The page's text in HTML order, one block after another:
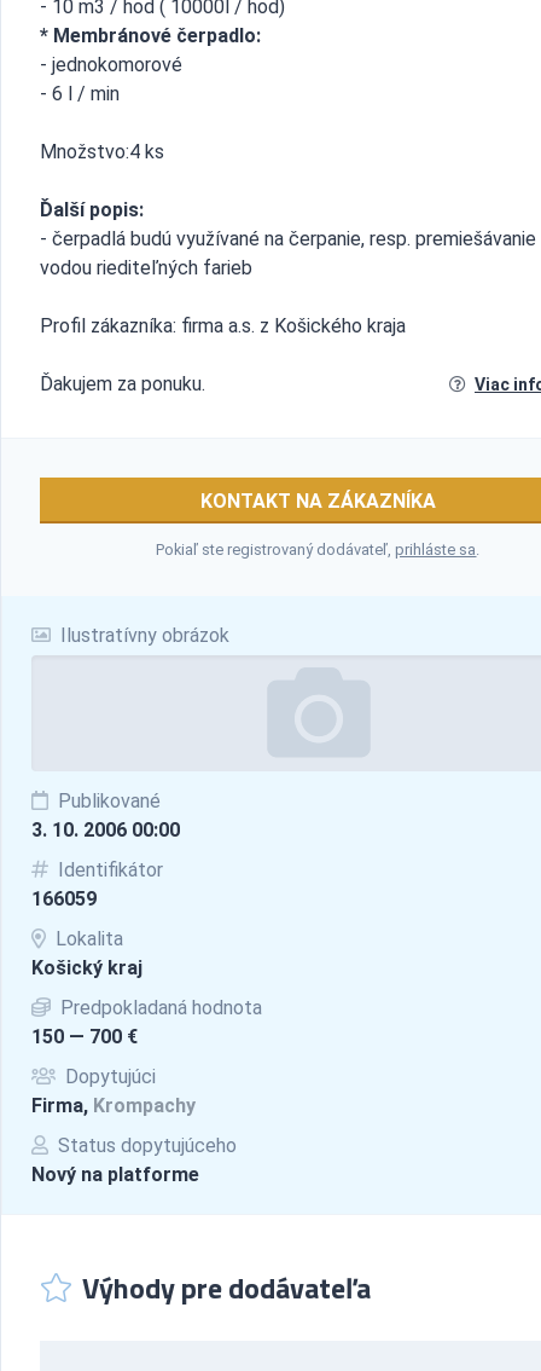
Ilustratívny obrázok
Publikované
3. 10. 2006 00:00
Identifikátor
166059
Lokalita
Košický kraj
Predpokladaná hodnota
150 — 700 €
Dopytujúci
Firma, Krompachy
Status dopytujúceho
Nový na platforme
- 10 m3 / hod ( 10000l / hod)
* Membránové čerpadlo:
- jednokomorové
- 6 l / min
Množstvo:4 ks
Ďalší popis:
- čerpadlá budú využívané na čerpanie, resp. premiešávanie
vodou riediteľných farieb
Profil zákazníka: firma a.s. z Košického kraja
Ďakujem za ponuku. Viac
KONTAKT NA ZÁKAZNÍKA
Pokiaľ ste registrovaný dodávateľ,prihláste sa.
Výhody pre dodávateľa